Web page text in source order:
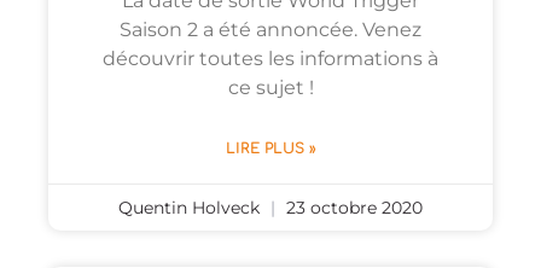
Saison 2 a été annoncée. Venez
découvrir toutes les informations à
ce sujet !
LIRE PLUS »
Quentin Holveck 23 octobre 2020